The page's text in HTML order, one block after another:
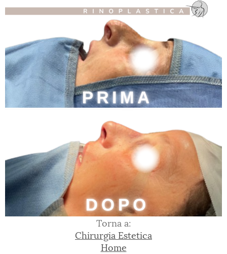
Torna a:
Chirurgia Estetica
Home